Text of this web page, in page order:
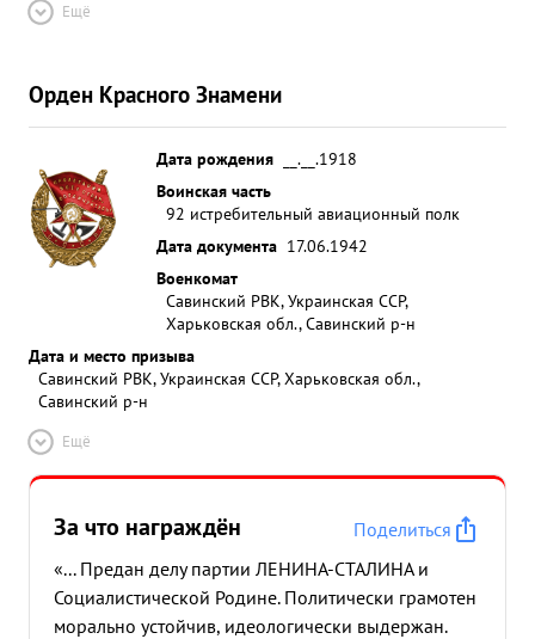
Ещё
Орден Красного Знамени
Дата рождения
__.__.1918
Воинская часть
92 истребительный авиационный полк
Дата документа 17.06.1942
Военкомат
Савинский РВК, Украинская ССР,
Харьковская обл., Савинский р-н
Дата и место призыва
Савинский РВК, Украинская ССР, Харьковская обл.,
Савинский р-н
Ещё
За что награждён
Поделиться
«... Предан делу партии ЛЕНИНА-СТАЛИНА и
Социалистической Родине. Политически грамотен
морально устойчив, идеологически выдержан.